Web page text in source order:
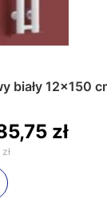
biały 12x150
zł